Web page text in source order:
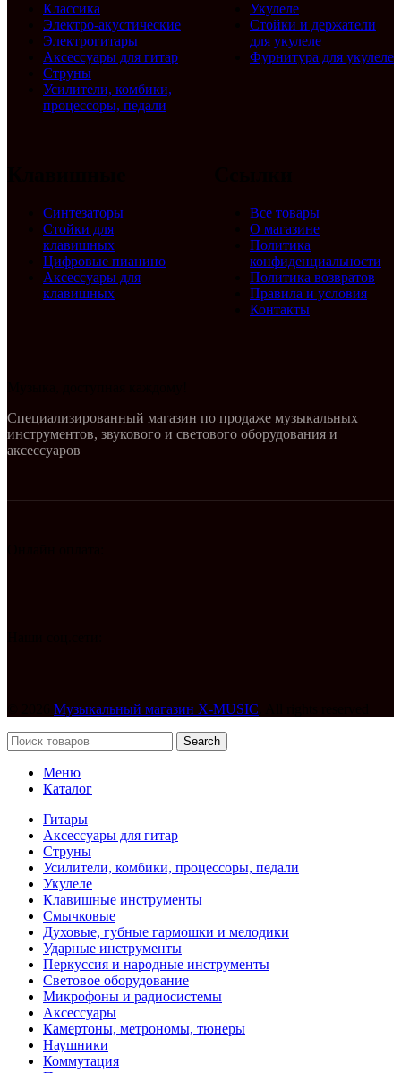
Классика
Электро-акустические
Электрогитары
Аксессуары для гитар
Струны
Усилители, комбики,
процессоры, педали
Укулеле
Стойки и держатели
для укулеле
Фурнитура для укулеле
Синтезаторы
Стойки для
клавишных
Цифровые пианино
Аксессуары для
клавишных
Все товары
О магазине
Политика
конфиденциальности
Политика возвратов
Правила и условия
Контакты
Специализированный магазин по продаже музыкальных
инструментов, звукового и светового оборудования и
аксессуаров
Музыкальный магазин X-MUSIC
Search
Меню
Каталог
Гитары
Аксессуары для гитар
Струны
Усилители, комбики, процессоры, педали
Укулеле
Клавишные инструменты
Смычковые
Духовые, губные гармошки и мелодики
Ударные инструменты
Перкуссия и народные инструменты
Световое оборудование
Микрофоны и радиосистемы
Аксессуары
Камертоны, метрономы, тюнеры
Наушники
Коммутация